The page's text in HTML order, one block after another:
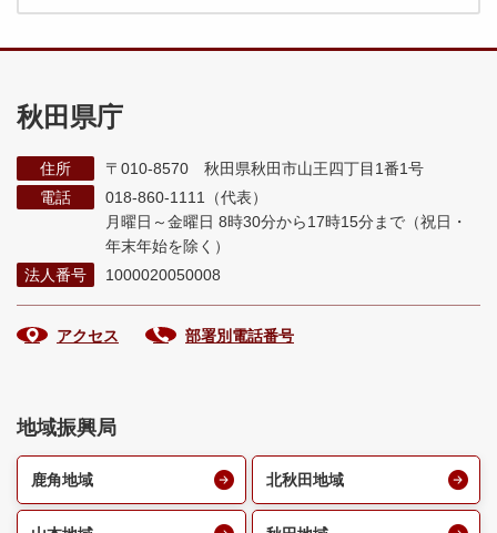
秋田県庁
住所
〒010-8570 秋田県秋田市山王四丁目1番1号
電話
018-860-1111（代表）
月曜日～金曜日 8時30分から17時15分まで （祝日・
年末年始を除く）
法人番号
1000020050008
アクセス 部署別電話番号
地域振興局
鹿角地域 北秋田地域